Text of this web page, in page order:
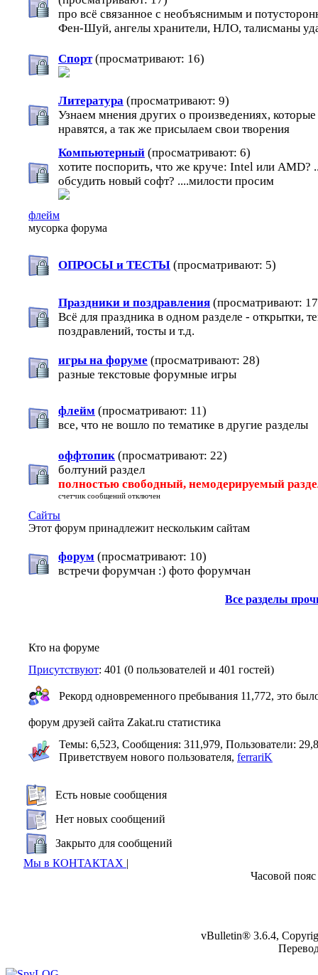
про всё связанное с необъяснимым и
Фен-Шуй, ангелы хранители, НЛО, талисманы
Спорт (просматривают: 16)
Литература (просматривают: 9)
Узнаем мнения других о произведениях,
нравятся, а так же присылаем свои творения
Компьютерный (просматривают: 6)
хотите поспорить, что же круче: Intel или AMD?
обсудить новый софт? ....милости просим
флейм
мусорка форума
ОПРОСЫ и ТЕСТЫ (просматривают: 5)
Праздники и поздравления (просматривают:
Всё для праздника в одном разделе - открытки,
поздравлений, тосты и т.д.
игры на форуме (просматривают: 28)
разные текстовые форумные игры
флейм (просматривают: 11)
все, что не вошло по тематике в другие разделы
оффтопик (просматривают: 22)
болтуний раздел
полностью свободный, немодерируемый
счетчик сообщений отключен
Сайты
Этот форум принадлежит нескольким сайтам
форум (просматривают: 10)
встречи форумчан :) фото форумчан
Все разделы
Кто на форуме
Присутствуют: 401 (0 пользователей и 401 гостей)
Рекорд одновременного пребывания 11,772, это
форум друзей сайта Zakat.ru статистика
Темы: 6,523, Сообщения: 311,979, Пользователи:
Приветствуем нового пользователя, ferrariK
Есть новые сообщения
Нет новых сообщений
Закрыто для сообщений
Мы в КОНТАКТАХ |
Часовой
vBulletin® 3.6.4,